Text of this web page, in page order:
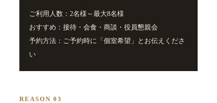
ご利用人数：2名様～最大8名様
おすすめ：接待・会食・商談・役員懇親会
予約方法：ご予約時に「個室希望」とお伝えくださ
い
REASON 03